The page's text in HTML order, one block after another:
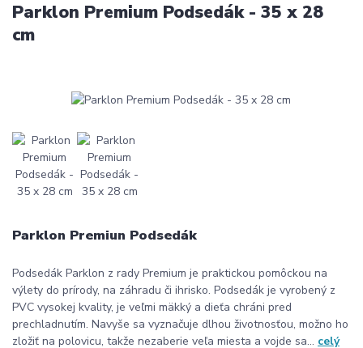
Parklon Premium Podsedák - 35 x 28
cm
Parklon Premiun Podsedák
Podsedák Parklon z rady Premium je praktickou pomôckou na
výlety do prírody, na záhradu či ihrisko. Podsedák je vyrobený z
PVC vysokej kvality, je veľmi mäkký a dieťa chráni pred
prechladnutím. Navyše sa vyznačuje dlhou životnosťou, možno ho
zložiť na polovicu, takže nezaberie veľa miesta a vojde sa... celý